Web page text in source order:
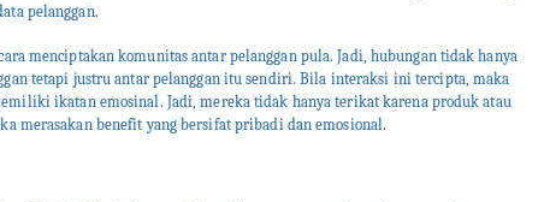
pelanggan.
menciptakan komunitas antar pelanggan pula. Jadi, hubungan tidak hanya
tetapi justru antar pelanggan itu sendiri. Bila interaksi ini tercipta, maka
ikatan emosinal. Jadi, mereka tidak hanya terikat karena produk atau
merasakan benefit yang bersifat pribadi dan emosional.